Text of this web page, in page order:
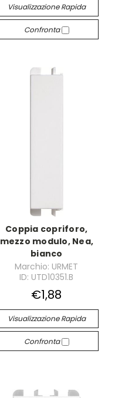
Visualizzazione Rapida
Confronta
Coppia copriforo,
mezzo modulo, Nea,
bianco
Marchio: URMET
ID: UTD10351.B
€1,88
Visualizzazione Rapida
Confronta